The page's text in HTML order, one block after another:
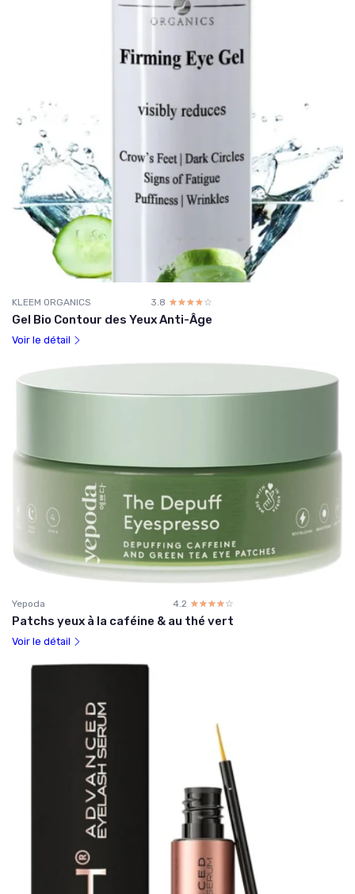
KLEEM ORGANICS 3.8 ☆☆☆☆☆
★★★★★
Gel Bio Contour des Yeux Anti-Âge
Voir le détail
Yepoda 4.2 ☆☆☆☆☆
★★★★★
Patchs yeux à la caféine & au thé vert
Voir le détail